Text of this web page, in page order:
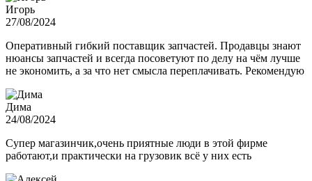
Игорь
27/08/2024
Оперативный гибкий поставщик запчастей. Продавцы знают
нюансы запчастей и всегда посоветуют по делу на чём лучше
не экономить, а за что нет смысла переплачивать. Рекомендую
Дима
24/08/2024
Супер магазинчик,очень приятные люди в этой фирме
работают,и практически на грузовик всё у них есть